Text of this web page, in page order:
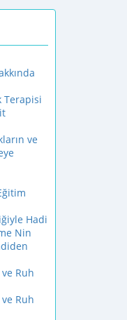
Terapisi
ve
Hadi
Nin
Ruh
Ruh